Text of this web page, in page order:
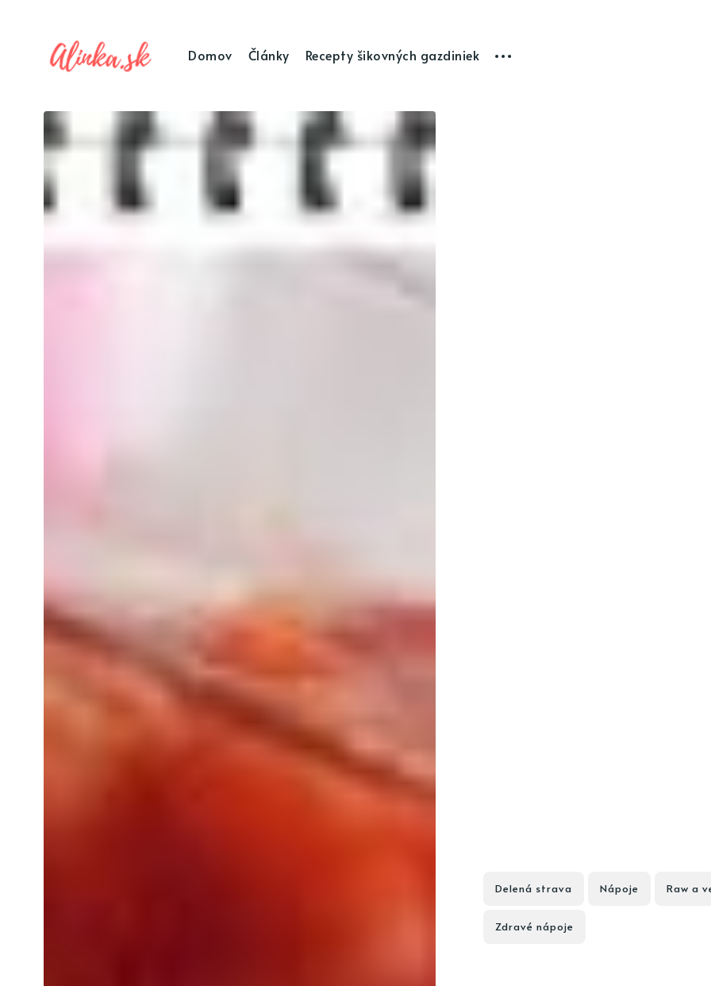
Domov Články Recepty šikovných gazdiniek
Delená strava Nápoje Raw a
Zdravé nápoje